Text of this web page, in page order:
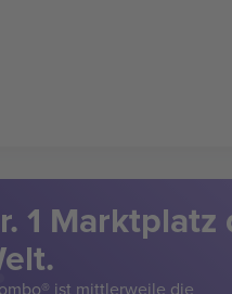
1 Marktplatz
ist mittlerweile die